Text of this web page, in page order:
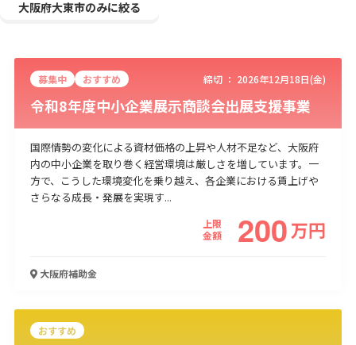
建設･不動産業
サービス業 医療･福祉 農業･林業
漁業
宿泊･旅館業
その他
海外展開 設備投資
人材採用・雇用
環境・省エネ
テレワーク
大阪府大東市のみに絞る
募集中 おすすめ 締切 ： 2026年12月18日(金)
令和8年度中小企業展示商談会出展支援事業
国際情勢の変化による資材価格の上昇や人材不足など、大阪府
内の中小企業を取り巻く経営環境は厳しさを増しています。一
方で、こうした環境変化を乗り越え、各企業における賃上げや
さらなる成長・発展を実現す...
上限
金額
200万円
大阪府補助金
おすすめ